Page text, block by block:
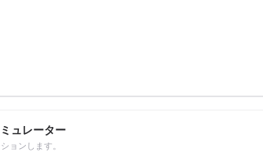
ュレーター
ョンします。